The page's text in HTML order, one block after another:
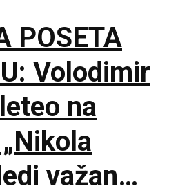
POSETA
Volodimir
na
važan